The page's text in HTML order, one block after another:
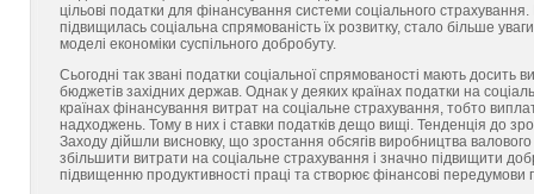
цільові податки для фінансування системи соціального
підвищилась соціальна спрямованість їх розвитку, стало більше
моделі економіки суспільного добробуту.
Сьогодні так звані податки соціальної спрямованості мають досить
бюджетів західних держав. Однак у деяких країнах податки на
країнах фінансування витрат на соціальне страхування, тобто
надходжень. Тому в них і ставки податків дещо вищі. Тенденція до
Заходу дійшли висновку, що зростання обсягів виробництва
збільшити витрати на соціальне страхування і значно підвищити
підвищенню продуктивності праці та створює фінансові